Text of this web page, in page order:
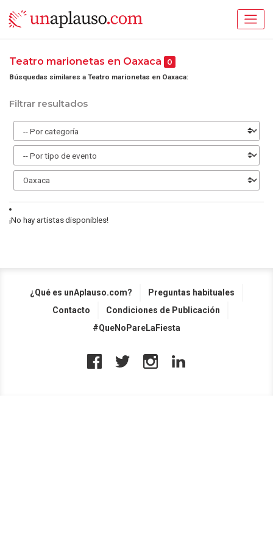
Teatro marionetas en Oaxaca 0
Búsquedas similares a Teatro marionetas en Oaxaca:
Filtrar resultados
¡No hay artistas disponibles!
¿Qué es unAplauso.com?
Preguntas habituales
Contacto
Condiciones de Publicación
#QueNoPareLaFiesta